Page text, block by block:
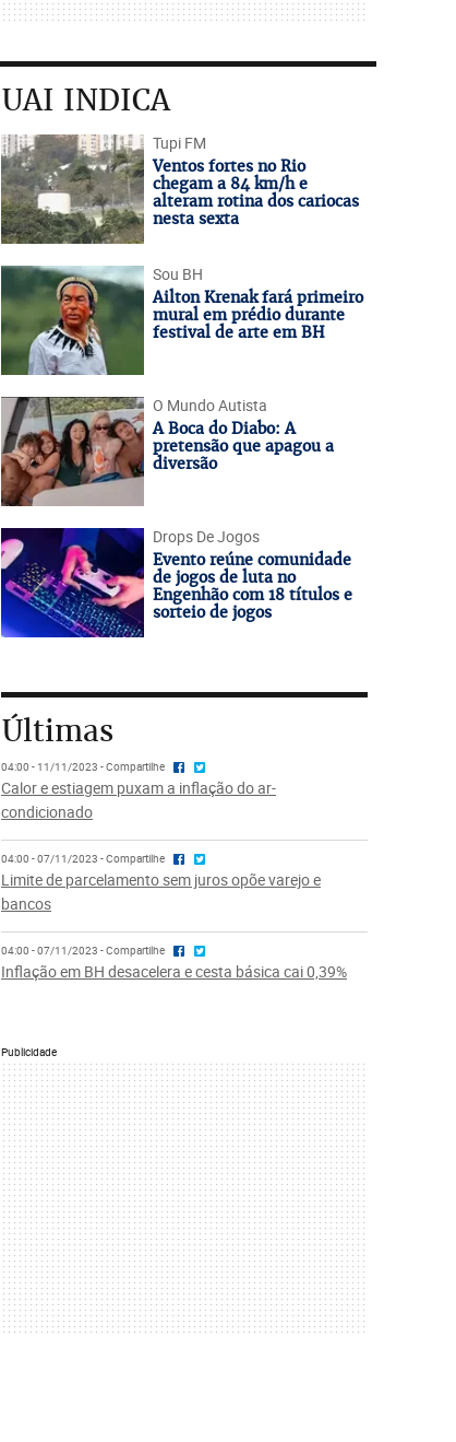
UAI INDICA
Tupi FM
Ventos fortes no Rio
chegam a 84 km/h e
alteram rotina dos cariocas
nesta sexta
Sou BH
Ailton Krenak fará primeiro
mural em prédio durante
festival de arte em BH
O Mundo Autista
A Boca do Diabo: A
pretensão que apagou a
diversão
Drops De Jogos
Evento reúne comunidade
de jogos de luta no
Engenhão com 18 títulos e
sorteio de jogos
Últimas
04:00 - 11/11/2023 - Compartilhe
Calor e estiagem puxam a inflação do ar-
condicionado
04:00 - 07/11/2023 - Compartilhe
Limite de parcelamento sem juros opõe varejo e
bancos
04:00 - 07/11/2023 - Compartilhe
Inflação em BH desacelera e cesta básica cai 0,39%
Publicidade